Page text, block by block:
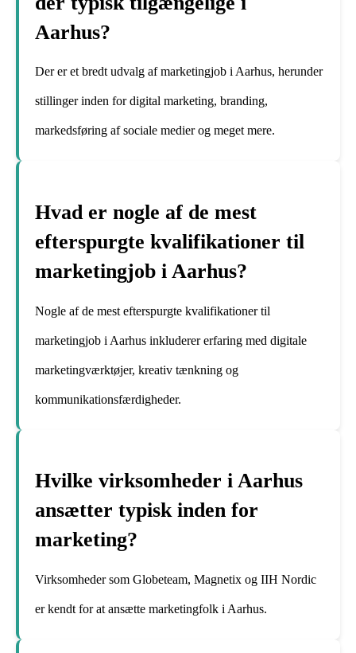
Aarhus?
Der er et bredt udvalg af marketingjob i Aarhus, herunder
stillinger inden for digital marketing, branding,
markedsføring af sociale medier og meget mere.
Hvad er nogle af de mest
efterspurgte kvalifikationer til
marketingjob i Aarhus?
Nogle af de mest efterspurgte kvalifikationer til
marketingjob i Aarhus inkluderer erfaring med digitale
marketingværktøjer, kreativ tænkning og
kommunikationsfærdigheder.
Hvilke virksomheder i Aarhus
ansætter typisk inden for
marketing?
Virksomheder som Globeteam, Magnetix og IIH Nordic
er kendt for at ansætte marketingfolk i Aarhus.